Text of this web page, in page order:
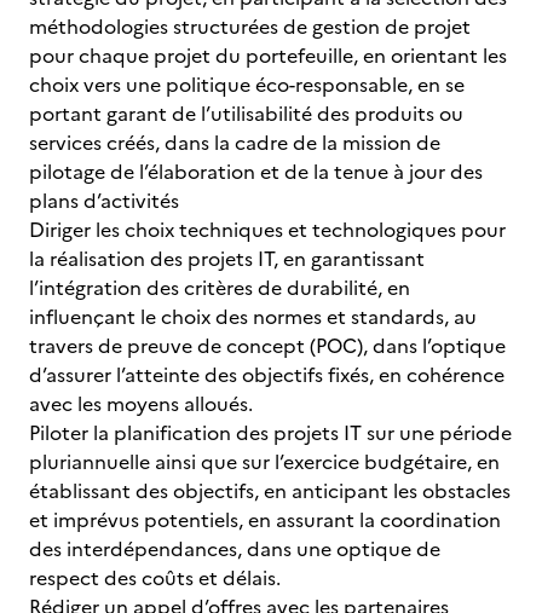
méthodologies structurées de gestion de projet
pour chaque projet du portefeuille, en orientant les
choix vers une politique éco-responsable, en se
portant garant de l’utilisabilité des produits ou
services créés, dans la cadre de la mission de
pilotage de l’élaboration et de la tenue à jour des
plans d’activités
Diriger les choix techniques et technologiques pour
la réalisation des projets IT, en garantissant
l’intégration des critères de durabilité, en
influençant le choix des normes et standards, au
travers de preuve de concept (POC), dans l’optique
d’assurer l’atteinte des objectifs fixés, en cohérence
avec les moyens alloués.
Piloter la planification des projets IT sur une période
pluriannuelle ainsi que sur l’exercice budgétaire, en
établissant des objectifs, en anticipant les obstacles
et imprévus potentiels, en assurant la coordination
des interdépendances, dans une optique de
respect des coûts et délais.
Rédiger un appel d’offres avec les partenaires